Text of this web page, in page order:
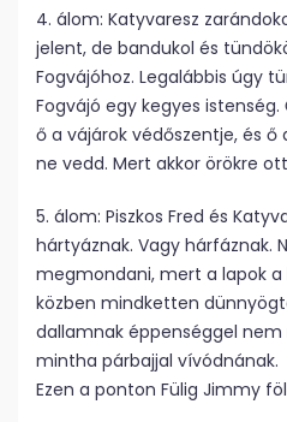
4. álom: Katyvaresz
jelent, de bandukol és
Fogvájóhoz. Legalábbis úgy
Fogvájó egy kegyes
ő a vájárok védőszentje, és ő
ne vedd. Mert akkor örökre
5. álom: Piszkos Fred és
hártyáznak. Vagy hárfáznak.
megmondani, mert a lapok
közben mindketten
dallamnak éppenséggel
mintha párbajjal vívódnának.
Ezen a ponton Fülig Jimmy